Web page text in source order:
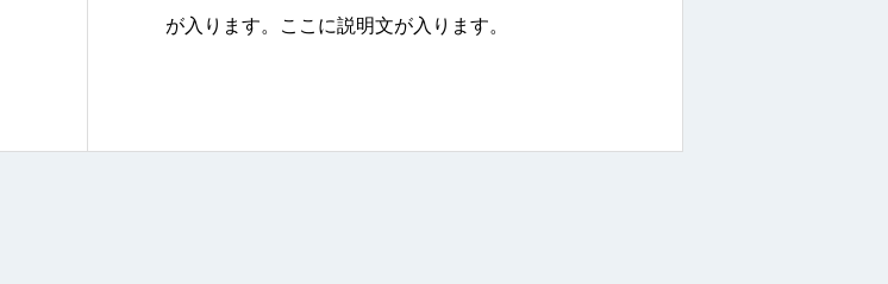
が入ります。ここに説明文が入ります。